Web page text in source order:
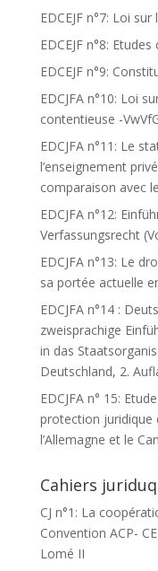
EDCEJF n°7: Loi
EDCEJF n°8:
EDCEJF n°9:
EDCJFA n°10: Loi
contentieuse -
EDCJFA n°11: Le
l’enseignement
comparaison avec
EDCJFA n°12:
Verfassungsrecht
EDCJFA n°13: Le
sa portée actuelle
EDCJFA n°14 :
zweisprachige
in das
Deutschland, 2.
EDCJFA n° 15:
protection juridique
l’Allemagne et le
Cahiers
CJ n°1: La
Convention ACP-
Lomé II